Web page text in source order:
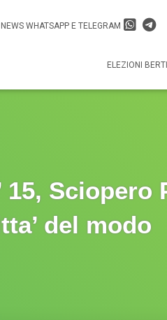
NEWS WHATSAPP E TELEGRAM
ELEZIONI
15, Sciopero
del modo